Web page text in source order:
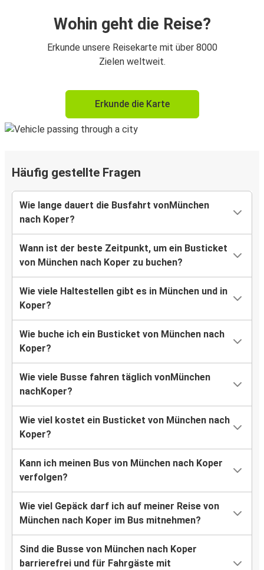
Wohin geht die Reise?
Erkunde unsere Reisekarte mit über 8000
Zielen weltweit.
Erkunde die Karte
Häufig gestellte Fragen
Wie lange dauert die Busfahrt vonMünchen
nach Koper?
Wann ist der beste Zeitpunkt, um ein Busticket
von München nach Koper zu buchen?
Wie viele Haltestellen gibt es in München und in
Koper?
Wie buche ich ein Busticket von München nach
Koper?
Wie viele Busse fahren täglich vonMünchen
nachKoper?
Wie viel kostet ein Busticket von München nach
Koper?
Kann ich meinen Bus von München nach Koper
verfolgen?
Wie viel Gepäck darf ich auf meiner Reise von
München nach Koper im Bus mitnehmen?
Sind die Busse von München nach Koper
barrierefrei und für Fahrgäste mit